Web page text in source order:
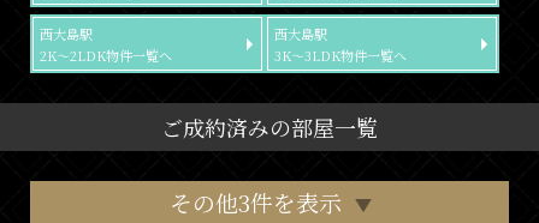
西大島駅
2K～2LDK物件一覧へ
西大島駅
3K～3LDK物件一覧へ
ご成約済みの部屋一覧
その他3件を表示